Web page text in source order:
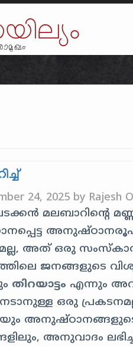
24, 2025 by Rajesh
മലബാറിൻ്റെ
അത് ഒരു
ജനങ്ങളുടെ
തിറയാട്ടം എന്നും
ഒരു
അനുവാദം